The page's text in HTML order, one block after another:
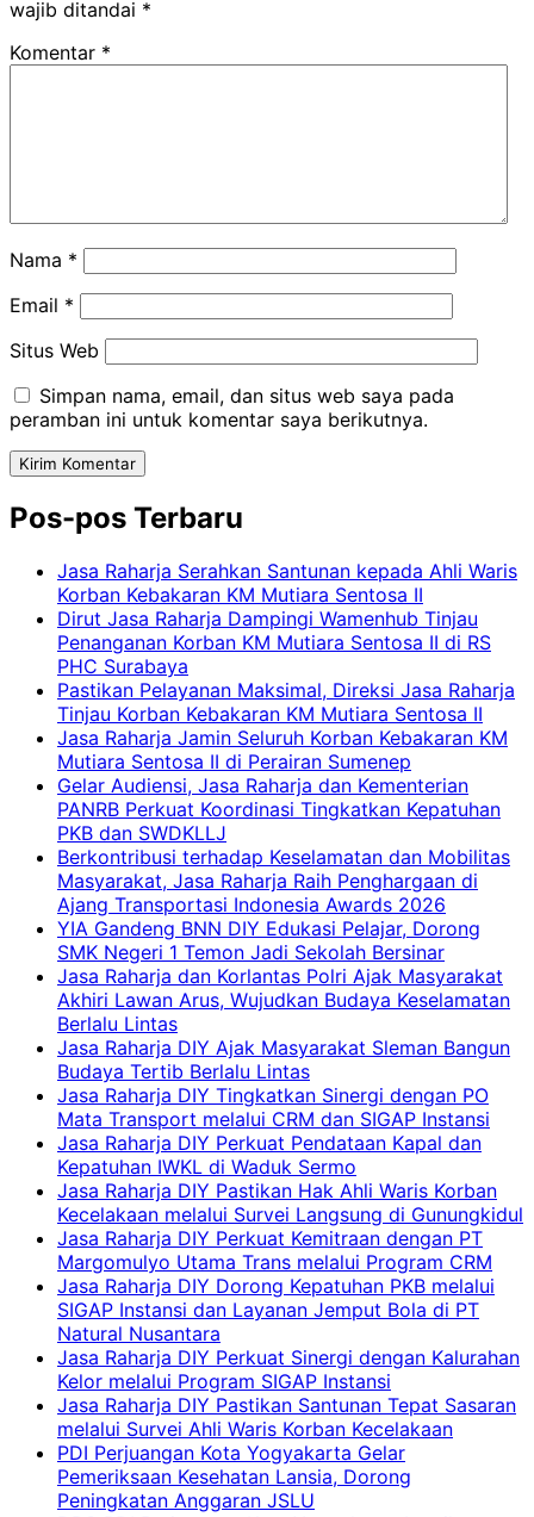
wajib ditandai *
Komentar *
Nama *
Email *
Situs Web
Simpan nama, email, dan situs web saya pada
peramban ini untuk komentar saya berikutnya.
Pos-pos Terbaru
Jasa Raharja Serahkan Santunan kepada Ahli Waris
Korban Kebakaran KM Mutiara Sentosa II
Dirut Jasa Raharja Dampingi Wamenhub Tinjau
Penanganan Korban KM Mutiara Sentosa II di RS
PHC Surabaya
Pastikan Pelayanan Maksimal, Direksi Jasa Raharja
Tinjau Korban Kebakaran KM Mutiara Sentosa II
Jasa Raharja Jamin Seluruh Korban Kebakaran KM
Mutiara Sentosa II di Perairan Sumenep
Gelar Audiensi, Jasa Raharja dan Kementerian
PANRB Perkuat Koordinasi Tingkatkan Kepatuhan
PKB dan SWDKLLJ
Berkontribusi terhadap Keselamatan dan Mobilitas
Masyarakat, Jasa Raharja Raih Penghargaan di
Ajang Transportasi Indonesia Awards 2026
YIA Gandeng BNN DIY Edukasi Pelajar, Dorong
SMK Negeri 1 Temon Jadi Sekolah Bersinar
Jasa Raharja dan Korlantas Polri Ajak Masyarakat
Akhiri Lawan Arus, Wujudkan Budaya Keselamatan
Berlalu Lintas
Jasa Raharja DIY Ajak Masyarakat Sleman Bangun
Budaya Tertib Berlalu Lintas
Jasa Raharja DIY Tingkatkan Sinergi dengan PO
Mata Transport melalui CRM dan SIGAP Instansi
Jasa Raharja DIY Perkuat Pendataan Kapal dan
Kepatuhan IWKL di Waduk Sermo
Jasa Raharja DIY Pastikan Hak Ahli Waris Korban
Kecelakaan melalui Survei Langsung di Gunungkidul
Jasa Raharja DIY Perkuat Kemitraan dengan PT
Margomulyo Utama Trans melalui Program CRM
Jasa Raharja DIY Dorong Kepatuhan PKB melalui
SIGAP Instansi dan Layanan Jemput Bola di PT
Natural Nusantara
Jasa Raharja DIY Perkuat Sinergi dengan Kalurahan
Kelor melalui Program SIGAP Instansi
Jasa Raharja DIY Pastikan Santunan Tepat Sasaran
melalui Survei Ahli Waris Korban Kecelakaan
PDI Perjuangan Kota Yogyakarta Gelar
Pemeriksaan Kesehatan Lansia, Dorong
Peningkatan Anggaran JSLU